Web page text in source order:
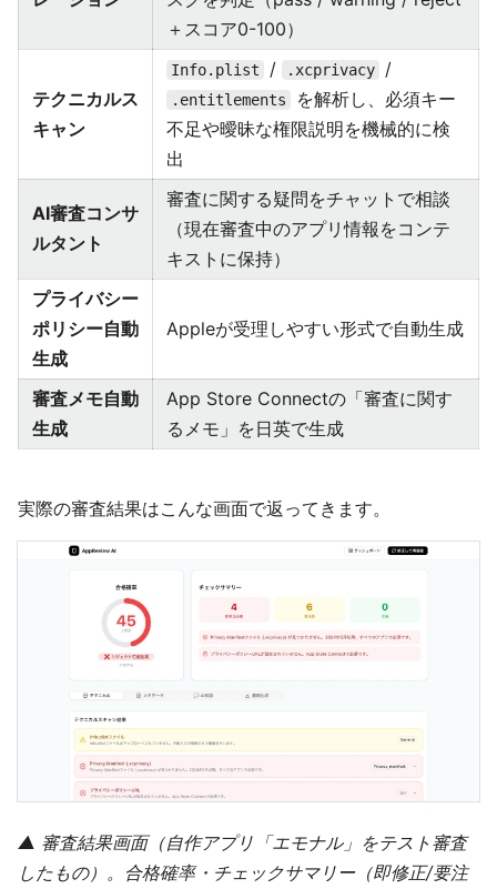
＋スコア0-100）
テクニカルス
キャン
Info.plist / .xcprivacy /
.entitlements
を解析し、必須キー
不足や曖昧な権限説明を機械的に検
出
AI審査コンサ
ルタント
審査に関する疑問をチャットで相談
（現在審査中のアプリ情報をコンテ
キストに保持）
プライバシー
ポリシー自動
生成
Appleが受理しやすい形式で自動生成
審査メモ自動
生成
App Store Connectの「審査に関す
るメモ」を日英で生成
実際の審査結果はこんな画面で返ってきます。
▲ 審査結果画面（自作アプリ「エモナル」をテスト審査
したもの）。合格確率・チェックサマリー（即修正/要注